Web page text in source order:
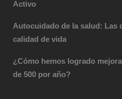
Activo
Autocuidado de la salud: Las
calidad de vida
¿Cómo hemos logrado
de 500 por año?